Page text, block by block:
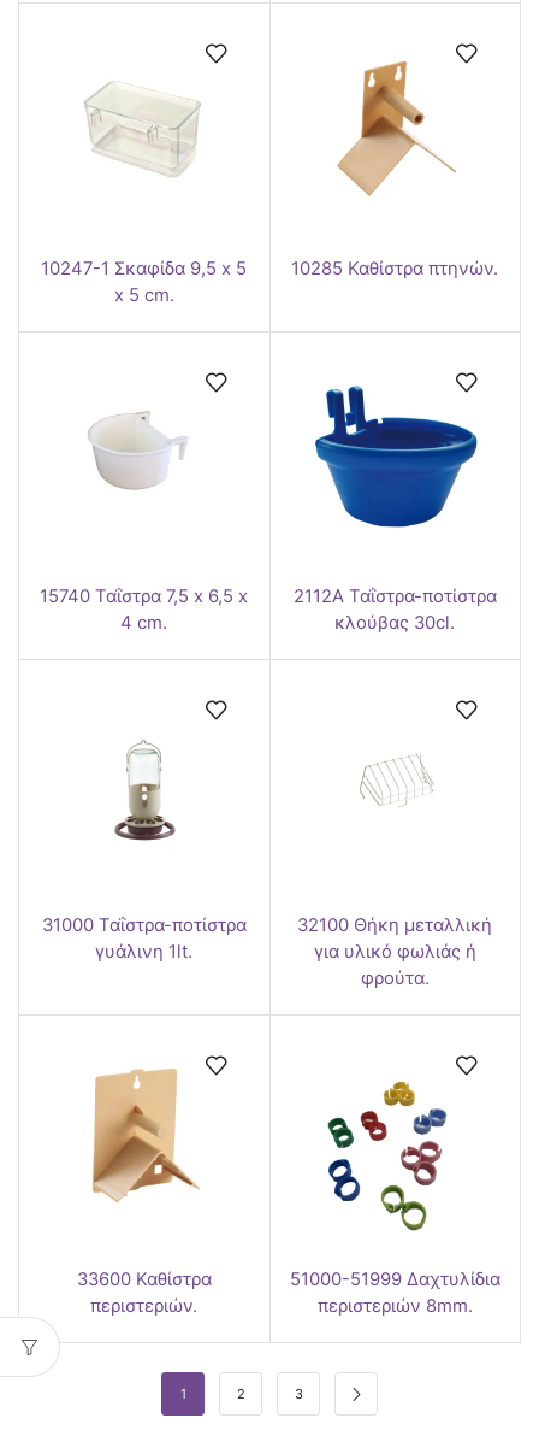
10247-1 Σκαφίδα 9,5 x 5
x 5 cm.
10285 Καθίστρα πτηνών.
15740 Ταΐστρα 7,5 x 6,5 x
4 cm.
2112Α Ταΐστρα-ποτίστρα
κλούβας 30cl.
31000 Ταΐστρα-ποτίστρα
γυάλινη 1lt.
32100 Θήκη μεταλλική
για υλικό φωλιάς ή
φρούτα.
33600 Καθίστρα
περιστεριών.
51000-51999 Δαχτυλίδια
περιστεριών 8mm.
1 2 3